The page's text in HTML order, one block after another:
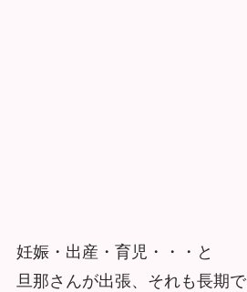
妊娠・出産・育児・・・と
旦那さんが出張、それも長期で